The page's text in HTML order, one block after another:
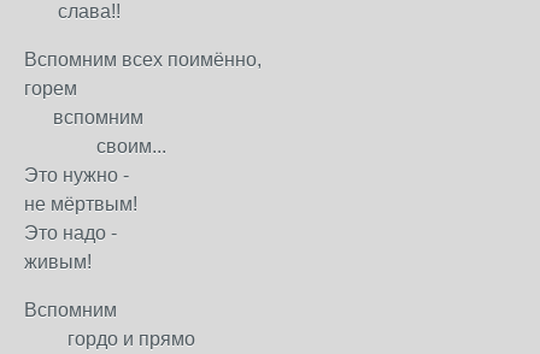
слава!!
Вспомним всех поимённо,
горем
вспомним
своим...
Это нужно -
не мёртвым!
Это надо -
живым!
Вспомним
гордо и прямо